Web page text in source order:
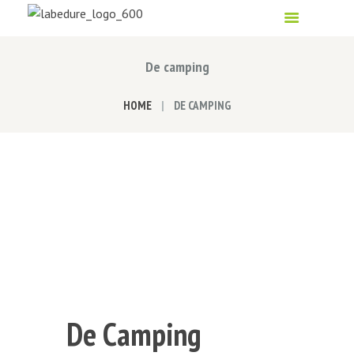
De camping
HOME DE CAMPING
De Camping